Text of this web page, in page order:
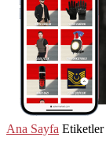
Ana Sayfa Etiketler